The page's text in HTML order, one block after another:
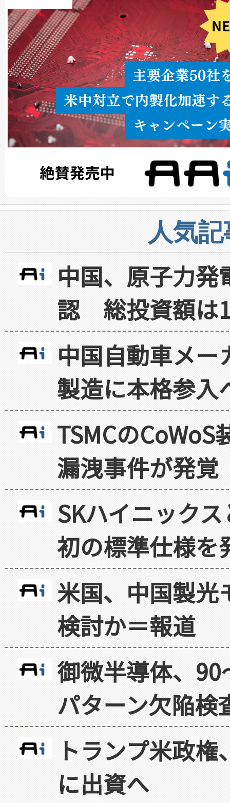
人気
中国、原子力
認 総投資額は
中国自動車メ
製造に本格参入
TSMCの
漏洩事件が発覚
SKハイニック
初の標準仕様を
米国、中国製光
検討か＝報道
御微半導体、
パターン欠陥検
トランプ米政
に出資へ